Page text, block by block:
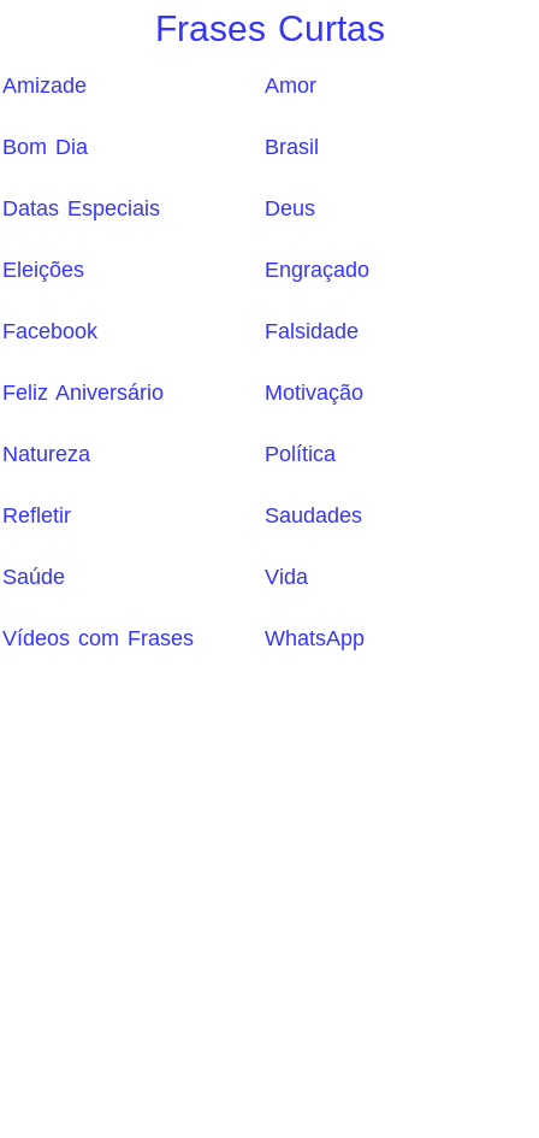
Frases Curtas
Amizade Amor
Bom Dia Brasil
Datas Especiais Deus
Eleições Engraçado
Facebook Falsidade
Feliz Aniversário Motivação
Natureza Política
Refletir Saudades
Saúde Vida
Vídeos com Frases WhatsApp